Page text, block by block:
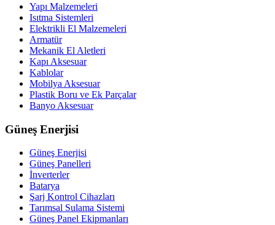
Yapı Malzemeleri
Isıtma Sistemleri
Elektrikli El Malzemeleri
Armatür
Mekanik El Aletleri
Kapı Aksesuar
Kablolar
Mobilya Aksesuar
Plastik Boru ve Ek Parçalar
Banyo Aksesuar
Güneş Enerjisi
Güneş Enerjisi
Güneş Panelleri
İnverterler
Batarya
Şarj Kontrol Cihazları
Tarımsal Sulama Sistemi
Güneş Panel Ekipmanları